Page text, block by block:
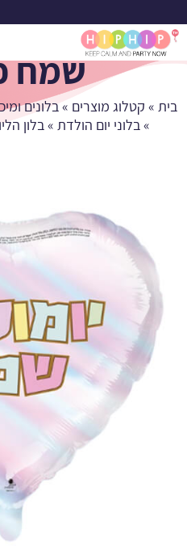
בלון
שמח
בית » קטלוג מוצרים »בלונים
»בלוני יום הולדת »בלון